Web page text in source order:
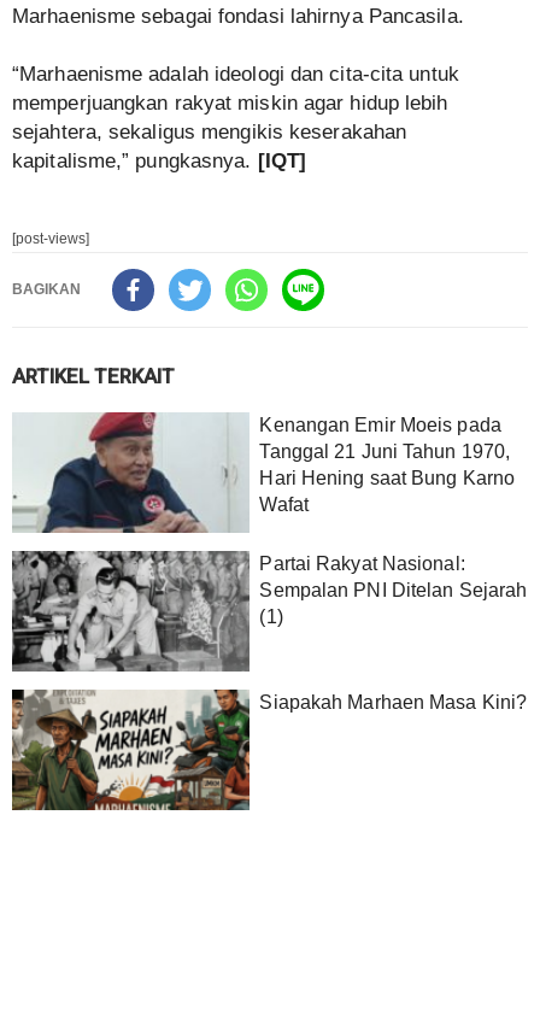
Marhaenisme sebagai fondasi lahirnya Pancasila.
“Marhaenisme adalah ideologi dan cita-cita untuk
memperjuangkan rakyat miskin agar hidup lebih
sejahtera, sekaligus mengikis keserakahan
kapitalisme,” pungkasnya. [IQT]
[post-views]
BAGIKAN
ARTIKEL TERKAIT
Kenangan Emir Moeis pada
Tanggal 21 Juni Tahun 1970,
Hari Hening saat Bung Karno
Wafat
Partai Rakyat Nasional:
Sempalan PNI Ditelan Sejarah
(1)
Siapakah Marhaen Masa Kini?